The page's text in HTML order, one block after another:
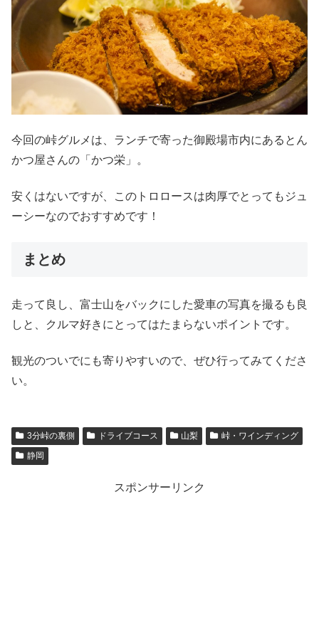
今回の峠グルメは、ランチで寄った御殿場市内にあるとん
かつ屋さんの「かつ栄」。
安くはないですが、このトロロースは肉厚でとってもジュ
ーシーなのでおすすめです！
まとめ
走って良し、富士山をバックにした愛車の写真を撮るも良
しと、クルマ好きにとってはたまらないポイントです。
観光のついでにも寄りやすいので、ぜひ行ってみてくださ
い。
3分峠の裏側 ドライブコース 山梨
峠・ワインディング
静岡
スポンサーリンク